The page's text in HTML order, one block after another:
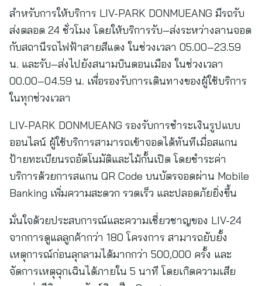
สำหรับการให้บริการ LIV-PARK DONMUEANG มีรถรับ
ส่งตลอด 24 ชั่วโมง โดยให้บริการรับ–ส่งระหว่างลานจอด
กับสถานีรถไฟฟ้าสายสีแดง ในช่วงเวลา 05.00–23.59
น. และรับ–ส่งไปยังสนามบินดอนเมือง ในช่วงเวลา
00.00–04.59 น. เพื่อรองรับการเดินทางของผู้ใช้บริการ
ในทุกช่วงเวลา
LIV-PARK DONMUEANG รองรับการชำระเงินรูปแบบ
ออนไลน์ ผู้ใช้บริการสามารถเข้าจอดได้ทันทีเมื่อสแกน
ป้ายทะเบียนรถอัตโนมัติและไม้กั้นเปิด โดยชำระค่า
บริการด้วยการสแกน QR Code บนบัตรจอดผ่าน Mobile
Banking เพิ่มความสะดวก รวดเร็ว และปลอดภัยยิ่งขึ้น
มั่นใจด้วยประสบการณ์และความเชี่ยวชาญของ LIV-24
จากการดูแลลูกค้ากว่า 180 โครงการ สามารถยับยั้ง
เหตุการณ์ก่อนลุกลามได้มากกว่า 500,000 ครั้ง และ
จัดการเหตุฉุกเฉินได้ภายใน 5 นาที โดยเกิดความเสีย